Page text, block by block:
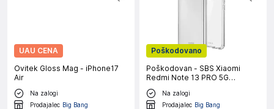
UAU CENA
Ovitek Gloss Mag - iPhone17
Air
Na zalogi
Prodajalec Big Bang
Poškodovano
Poškodovan - SBS Xiaomi
Redmi Note 13 PRO 5G
prozoren ovitek
Na zalogi
Prodajalec Big Bang